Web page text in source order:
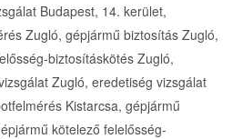
Budapest, 14. kerület,
Zugló, gépjármű biztosítás Zugló,
biztosításkötés Zugló,
Zugló, eredetiség vizsgálat
Kistarcsa, gépjármű
kötelező felelősség-